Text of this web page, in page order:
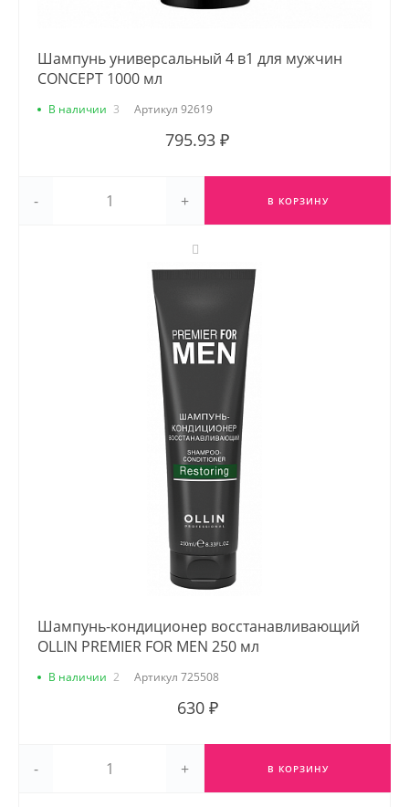
Шампунь универсальный 4 в1 для мужчин
CONCEPT 1000 мл
В наличии 3 Артикул 92619
795.93 ₽
- + В КОРЗИНУ
Шампунь-кондиционер восстанавливающий
OLLIN PREMIER FOR MEN 250 мл
В наличии 2 Артикул 725508
630 ₽
- + В КОРЗИНУ